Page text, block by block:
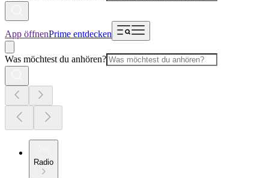
App öffnenPrime entdecken
Was möchtest du anhören?
Radio